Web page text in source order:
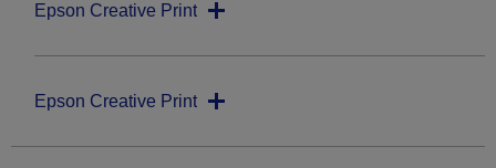
Epson Creative Print
Epson Creative Print